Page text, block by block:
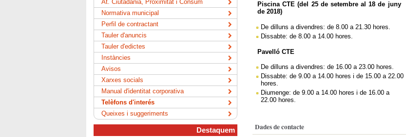
Piscina CTE (del 25 de setembre al 18 de juny
de 2018)
De dilluns a divendres: de 8.00 a 21.30 hores.
Dissabte: de 8.00 a 14.00 hores.
Pavelló CTE
De dilluns a divendres: de 16.00 a 23.00 hores.
Dissabte: de 9.00 a 14.00 hores i de 15.00 a 22.00
hores.
Diumenge: de 9.00 a 14.00 hores i de 16.00 a
22.00 hores.
Dades de contacte
At. Ciutadania, Proximitat i Consum
Normativa municipal
Perfil de contractant
Tauler d'anuncis
Tauler d'edictes
Instàncies
Avisos
Xarxes socials
Manual d'identitat corporativa
Telèfons d'interés
Queixes i suggeriments
Destaquem